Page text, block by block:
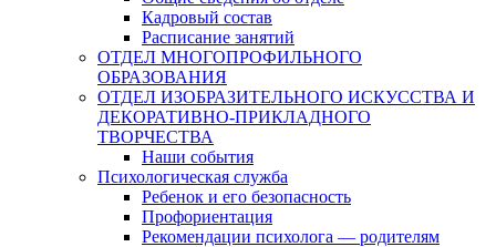
Кадровый состав
Расписание занятий
ОТДЕЛ МНОГОПРОФИЛЬНОГО
ОБРАЗОВАНИЯ
ОТДЕЛ ИЗОБРАЗИТЕЛЬНОГО ИСКУССТВА И
ДЕКОРАТИВНО-ПРИКЛАДНОГО
ТВОРЧЕСТВА
Наши события
Психологическая служба
Ребенок и его безопасность
Профориентация
Рекомендации психолога — родителям